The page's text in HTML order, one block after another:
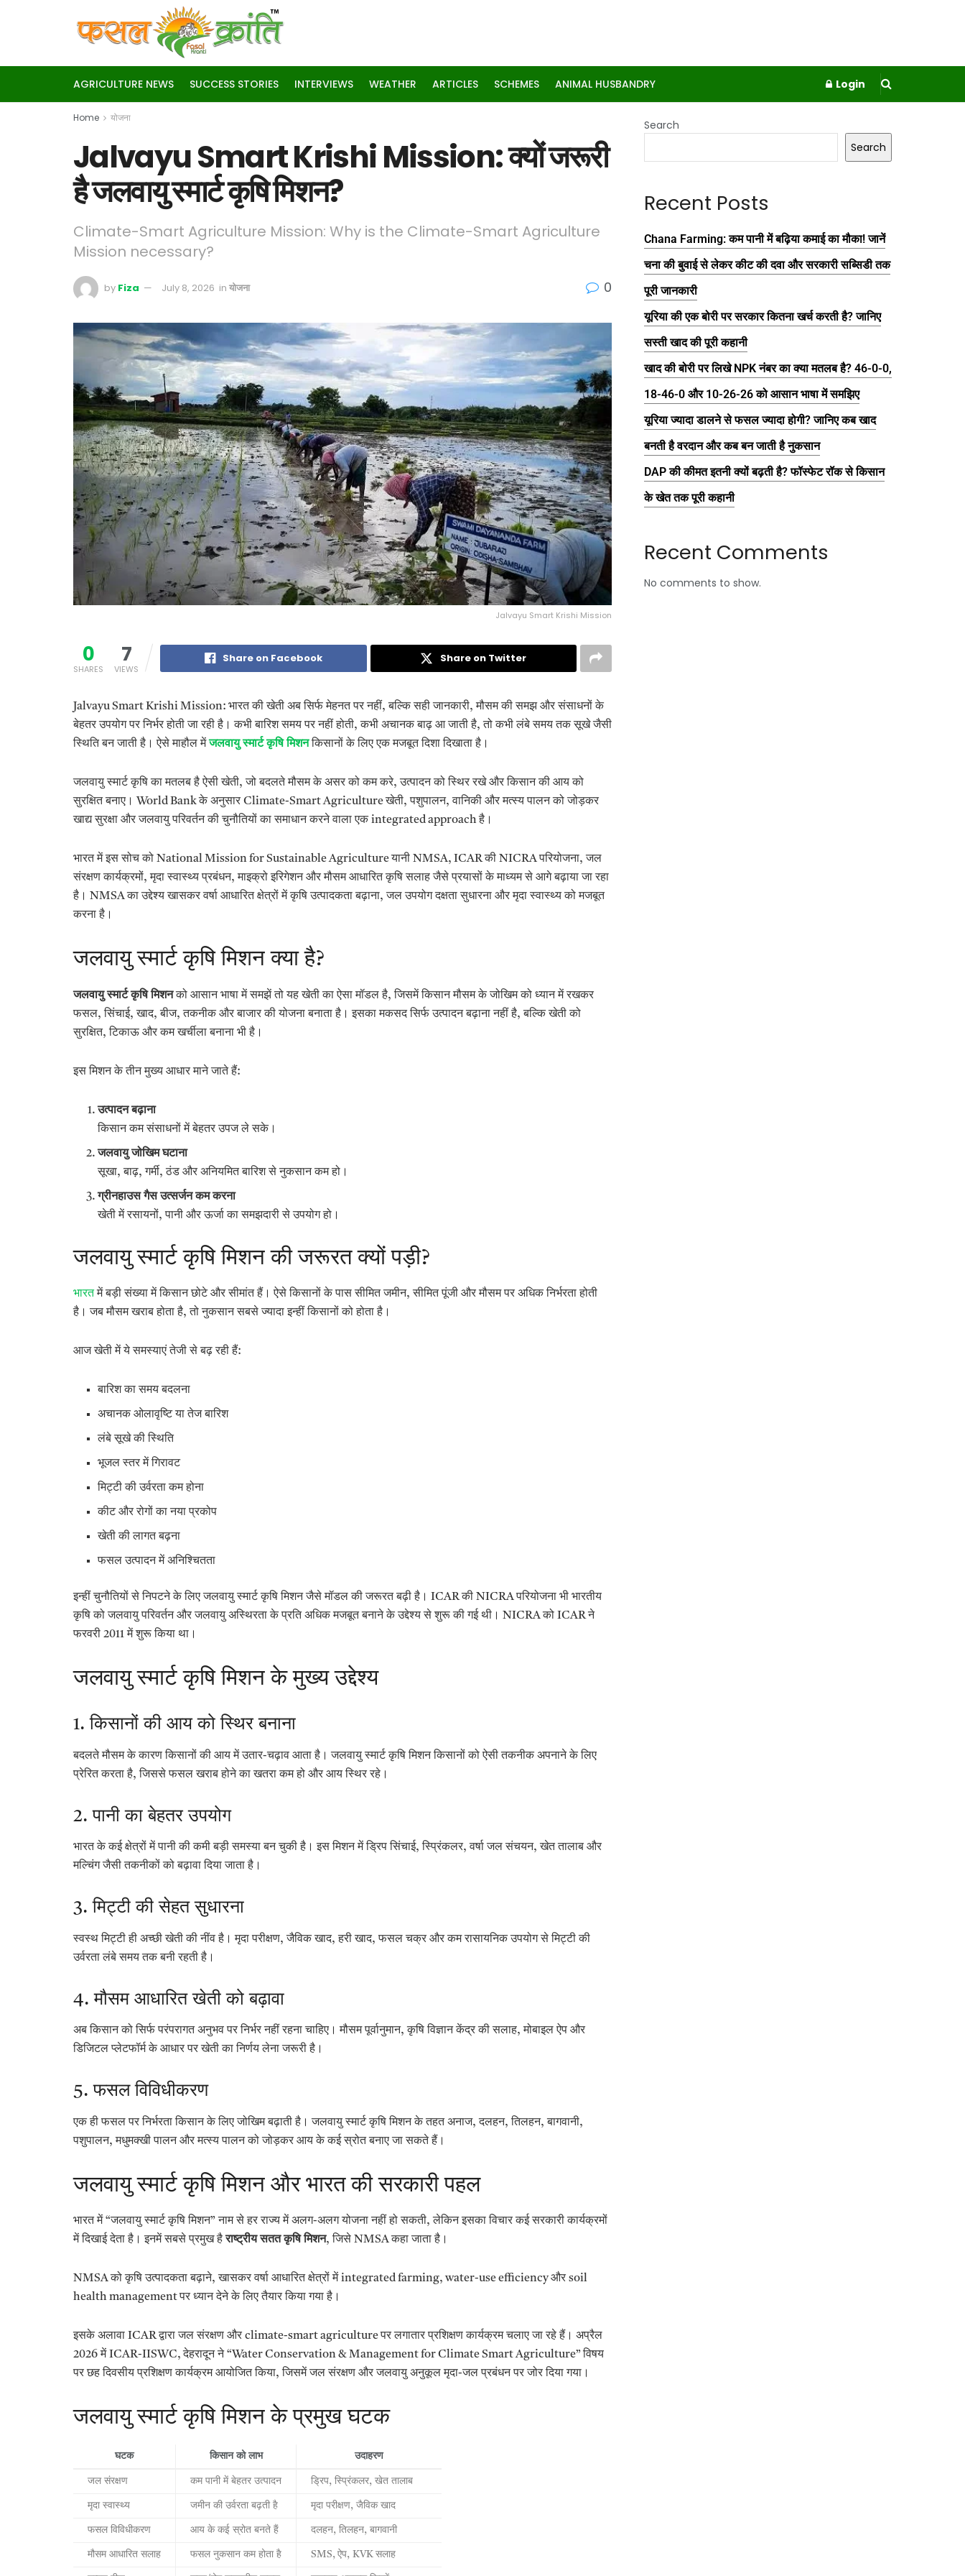
AGRICULTURE NEWS SUCCESS STORIES INTERVIEWS WEATHER ARTICLES SCHEMES ANIMAL HUSBANDRY Login
Home योजना
Jalvayu Smart Krishi Mission: क्यों जरूरी
है जलवायु स्मार्ट कृषि मिशन?
Climate-Smart Agriculture Mission: Why is the Climate-Smart Agriculture
Mission necessary?
by Fiza July 8, 2026 in योजना 0
Jalvayu Smart Krishi Mission
0
SHARES
7
VIEWS
Share on Facebook Share on Twitter
Jalvayu Smart Krishi Mission: भारत की खेती अब सिर्फ मेहनत पर नहीं, बल्कि सही जानकारी, मौसम की समझ और संसाधनों के
बेहतर उपयोग पर निर्भर होती जा रही है। कभी बारिश समय पर नहीं होती, कभी अचानक बाढ़ आ जाती है, तो कभी लंबे समय तक सूखे जैसी
स्थिति बन जाती है। ऐसे माहौल मेंजलवायु स्मार्ट कृषि मिशनकिसानों के लिए एक मजबूत दिशा दिखाता है।
जलवायु स्मार्ट कृषि का मतलब है ऐसी खेती, जो बदलते मौसम के असर को कम करे, उत्पादन को स्थिर रखे और किसान की आय को
सुरक्षित बनाए। World Bank के अनुसार Climate-Smart Agriculture खेती, पशुपालन, वानिकी और मत्स्य पालन को जोड़कर
खाद्य सुरक्षा और जलवायु परिवर्तन की चुनौतियों का समाधान करने वाला एक integrated approach है।
भारत में इस सोच को National Mission for Sustainable Agriculture यानी NMSA, ICAR की NICRA परियोजना, जल
संरक्षण कार्यक्रमों, मृदा स्वास्थ्य प्रबंधन, माइक्रो इरिगेशन और मौसम आधारित कृषि सलाह जैसे प्रयासों के माध्यम से आगे बढ़ाया जा रहा
है। NMSA का उद्देश्य खासकर वर्षा आधारित क्षेत्रों में कृषि उत्पादकता बढ़ाना, जल उपयोग दक्षता सुधारना और मृदा स्वास्थ्य को मजबूत
करना है।
जलवायु स्मार्ट कृषि मिशन क्या है?
जलवायु स्मार्ट कृषि मिशनको आसान भाषा में समझें तो यह खेती का ऐसा मॉडल है, जिसमें किसान मौसम के जोखिम को ध्यान में रखकर
फसल, सिंचाई, खाद, बीज, तकनीक और बाजार की योजना बनाता है। इसका मकसद सिर्फ उत्पादन बढ़ाना नहीं है, बल्कि खेती को
सुरक्षित, टिकाऊ और कम खर्चीला बनाना भी है।
इस मिशन के तीन मुख्य आधार माने जाते हैं:
उत्पादन बढ़ाना
किसान कम संसाधनों में बेहतर उपज ले सके।
जलवायु जोखिम घटाना
सूखा, बाढ़, गर्मी, ठंड और अनियमित बारिश से नुकसान कम हो।
ग्रीनहाउस गैस उत्सर्जन कम करना
खेती में रसायनों, पानी और ऊर्जा का समझदारी से उपयोग हो।
जलवायु स्मार्ट कृषि मिशन की जरूरत क्यों पड़ी?
भारतमें बड़ी संख्या में किसान छोटे और सीमांत हैं। ऐसे किसानों के पास सीमित जमीन, सीमित पूंजी और मौसम पर अधिक निर्भरता होती
है। जब मौसम खराब होता है, तो नुकसान सबसे ज्यादा इन्हीं किसानों को होता है।
आज खेती में ये समस्याएं तेजी से बढ़ रही हैं:
बारिश का समय बदलना
अचानक ओलावृष्टि या तेज बारिश
लंबे सूखे की स्थिति
भूजल स्तर में गिरावट
मिट्टी की उर्वरता कम होना
कीट और रोगों का नया प्रकोप
खेती की लागत बढ़ना
फसल उत्पादन में अनिश्चितता
इन्हीं चुनौतियों से निपटने के लिए जलवायु स्मार्ट कृषि मिशन जैसे मॉडल की जरूरत बढ़ी है। ICAR की NICRA परियोजना भी भारतीय
कृषि को जलवायु परिवर्तन और जलवायु अस्थिरता के प्रति अधिक मजबूत बनाने के उद्देश्य से शुरू की गई थी। NICRA को ICAR ने
फरवरी 2011 में शुरू किया था।
जलवायु स्मार्ट कृषि मिशन के मुख्य उद्देश्य
1. किसानों की आय को स्थिर बनाना
बदलते मौसम के कारण किसानों की आय में उतार-चढ़ाव आता है। जलवायु स्मार्ट कृषि मिशन किसानों को ऐसी तकनीक अपनाने के लिए
प्रेरित करता है, जिससे फसल खराब होने का खतरा कम हो और आय स्थिर रहे।
2. पानी का बेहतर उपयोग
भारत के कई क्षेत्रों में पानी की कमी बड़ी समस्या बन चुकी है। इस मिशन में ड्रिप सिंचाई, स्प्रिंकलर, वर्षा जल संचयन, खेत तालाब और
मल्चिंग जैसी तकनीकों को बढ़ावा दिया जाता है।
3. मिट्टी की सेहत सुधारना
स्वस्थ मिट्टी ही अच्छी खेती की नींव है। मृदा परीक्षण, जैविक खाद, हरी खाद, फसल चक्र और कम रासायनिक उपयोग से मिट्टी की
उर्वरता लंबे समय तक बनी रहती है।
4. मौसम आधारित खेती को बढ़ावा
अब किसान को सिर्फ परंपरागत अनुभव पर निर्भर नहीं रहना चाहिए। मौसम पूर्वानुमान, कृषि विज्ञान केंद्र की सलाह, मोबाइल ऐप और
डिजिटल प्लेटफॉर्म के आधार पर खेती का निर्णय लेना जरूरी है।
5. फसल विविधीकरण
एक ही फसल पर निर्भरता किसान के लिए जोखिम बढ़ाती है। जलवायु स्मार्ट कृषि मिशन के तहत अनाज, दलहन, तिलहन, बागवानी,
पशुपालन, मधुमक्खी पालन और मत्स्य पालन को जोड़कर आय के कई स्रोत बनाए जा सकते हैं।
जलवायु स्मार्ट कृषि मिशन और भारत की सरकारी पहल
भारत में “जलवायु स्मार्ट कृषि मिशन” नाम से हर राज्य में अलग-अलग योजना नहीं हो सकती, लेकिन इसका विचार कई सरकारी कार्यक्रमों
में दिखाई देता है। इनमें सबसे प्रमुख हैराष्ट्रीय सतत कृषि मिशन, जिसे NMSA कहा जाता है।
NMSA को कृषि उत्पादकता बढ़ाने, खासकर वर्षा आधारित क्षेत्रों में integrated farming, water-use efficiency और soil
health management पर ध्यान देने के लिए तैयार किया गया है।
इसके अलावा ICAR द्वारा जल संरक्षण और climate-smart agriculture पर लगातार प्रशिक्षण कार्यक्रम चलाए जा रहे हैं। अप्रैल
2026 में ICAR-IISWC, देहरादून ने “Water Conservation & Management for Climate Smart Agriculture” विषय
पर छह दिवसीय प्रशिक्षण कार्यक्रम आयोजित किया, जिसमें जल संरक्षण और जलवायु अनुकूल मृदा-जल प्रबंधन पर जोर दिया गया।
जलवायु स्मार्ट कृषि मिशन के प्रमुख घटक
घटक किसान को लाभ उदाहरण
जल संरक्षण कम पानी में बेहतर उत्पादन ड्रिप, स्प्रिंकलर, खेत तालाब
मृदा स्वास्थ्य जमीन की उर्वरता बढ़ती है मृदा परीक्षण, जैविक खाद
फसल विविधीकरण आय के कई स्रोत बनते हैं दलहन, तिलहन, बागवानी
मौसम आधारित सलाह फसल नुकसान कम होता है SMS, ऐप, KVK सलाह
Search
Search
Recent Posts
Chana Farming: कम पानी में बढ़िया कमाई का मौका! जानें
चना की बुवाई से लेकर कीट की दवा और सरकारी सब्सिडी तक
पूरी जानकारी
यूरिया की एक बोरी पर सरकार कितना खर्च करती है? जानिए
सस्ती खाद की पूरी कहानी
खाद की बोरी पर लिखे NPK नंबर का क्या मतलब है? 46-0-0,
18-46-0 और 10-26-26 को आसान भाषा में समझिए
यूरिया ज्यादा डालने से फसल ज्यादा होगी? जानिए कब खाद
बनती है वरदान और कब बन जाती है नुकसान
DAP की कीमत इतनी क्यों बढ़ती है? फॉस्फेट रॉक से किसान
के खेत तक पूरी कहानी
Recent Comments
No comments to show.